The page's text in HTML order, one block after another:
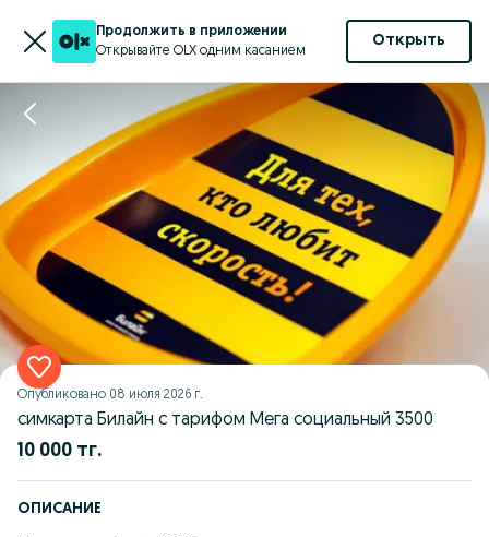
Продолжить в приложении
Открывайте OLX одним касанием
Открыть
Опубликовано 08 июля 2026 г.
симкарта Билайн с тарифом Мега социальный 3500
10 000 тг.
ОПИСАНИЕ